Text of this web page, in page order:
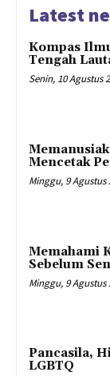
Latest
Kompas
Tengah
Senin, 10 Agustus
Mencetak
Minggu, 9 Agustus
Memahami
Sebelum
Minggu, 9 Agustus
Pancasila,
LGBTQ